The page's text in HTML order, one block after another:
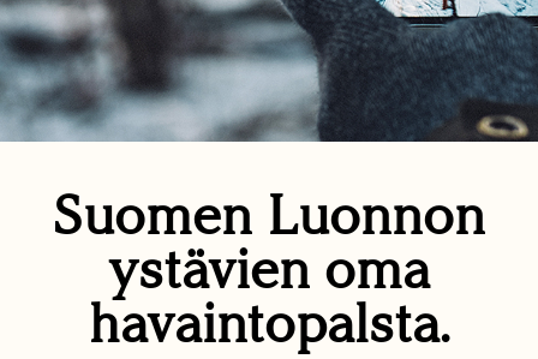
Suomen Luonnon
ystävien oma
havaintopalsta.